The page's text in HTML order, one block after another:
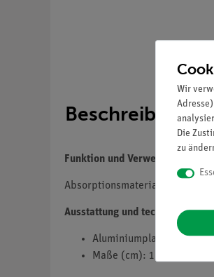
Beschreibung
Funktion und Verwendung
Absorptionsmaterial für
Ausstattung und technische
Aluminiumplatten
Maße (cm): 1 x 5 x 10 (4
Wir
Die
zu